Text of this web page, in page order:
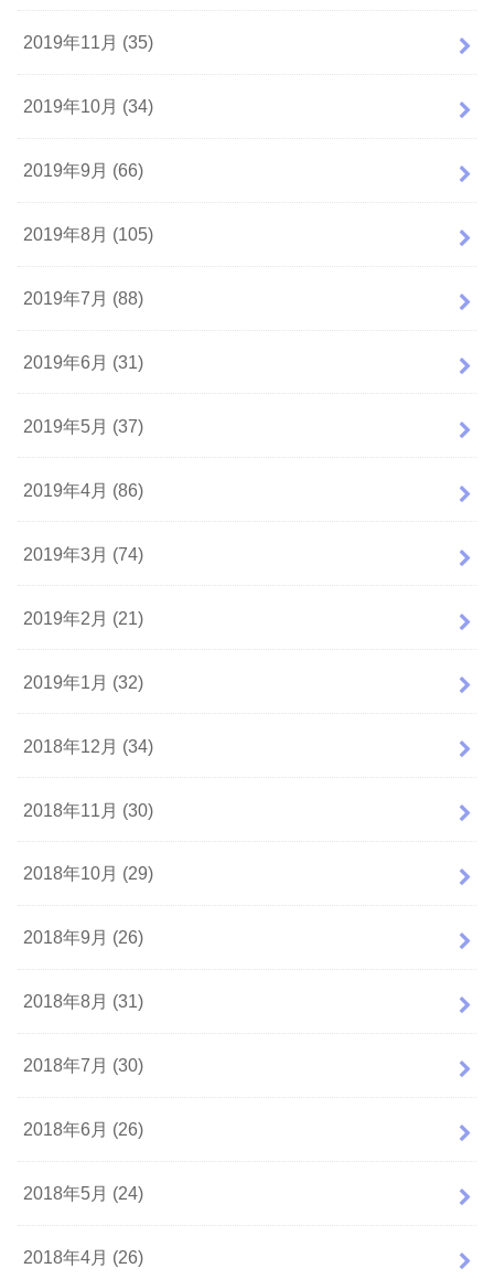
2019年11月 (35)
2019年10月 (34)
2019年9月 (66)
2019年8月 (105)
2019年7月 (88)
2019年6月 (31)
2019年5月 (37)
2019年4月 (86)
2019年3月 (74)
2019年2月 (21)
2019年1月 (32)
2018年12月 (34)
2018年11月 (30)
2018年10月 (29)
2018年9月 (26)
2018年8月 (31)
2018年7月 (30)
2018年6月 (26)
2018年5月 (24)
2018年4月 (26)